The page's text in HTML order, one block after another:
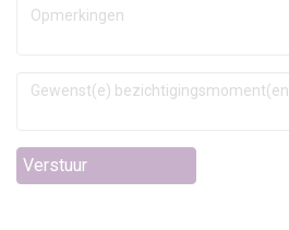
Verstuur